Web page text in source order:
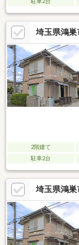
駐車2台
埼玉県鴻
2階建て
駐車2台
埼玉県鴻